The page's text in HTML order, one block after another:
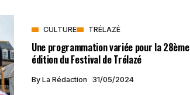
CULTURE TRÉLAZÉ
Une programmation variée pour la 28ème
édition du Festival de Trélazé
By La Rédaction 31/05/2024